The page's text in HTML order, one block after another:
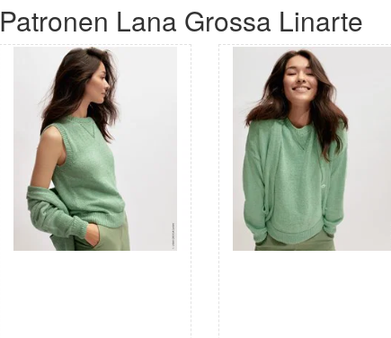
Patronen Lana Grossa Linarte